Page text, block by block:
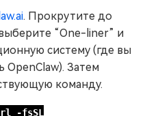
. Прокрутите до
“One-liner” и
систему (где вы
OpenClaw). Затем
команду.
-fsSL